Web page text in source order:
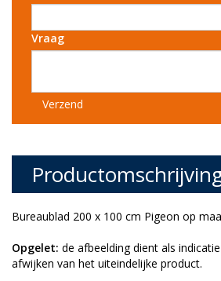
Vraag
Verzend
Bureaublad 200 x 100 cm Pigeon op
Opgelet: de afbeelding dient als
afwijken van het uiteindelijke product.